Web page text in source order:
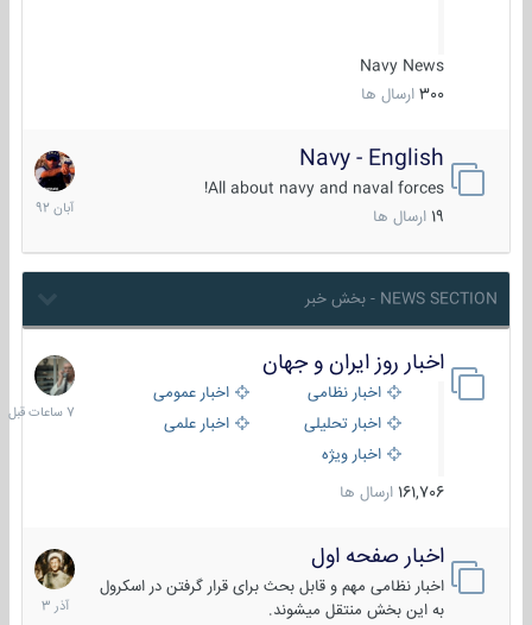
Navy News
300 ارسال ها
Navy - English
All about navy and naval forces!
ارسال ها
22
آبان
1392
NEWS SECTION - بخش خبر
اخبار روز ایران و جهان
اخبار نظامی
اخبار عمومی
اخبار تحلیلی
اخبار علمی
اخبار ویژه
161,706 ارسال ها
7
ساعات
قبل
اخبار صفحه اول
اخبار نظامی مهم و قابل بحث برای قرار گرفتن در اسکرول
به این بخش منتقل میشوند.
7
آذر
1403